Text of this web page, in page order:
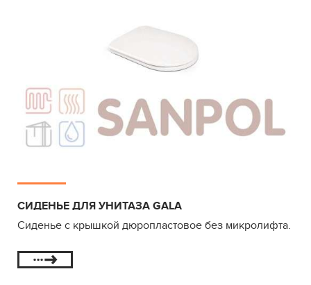
СИДЕНЬЕ ДЛЯ УНИТАЗА GALA
Сиденье с крышкой дюропластовое без микролифта.